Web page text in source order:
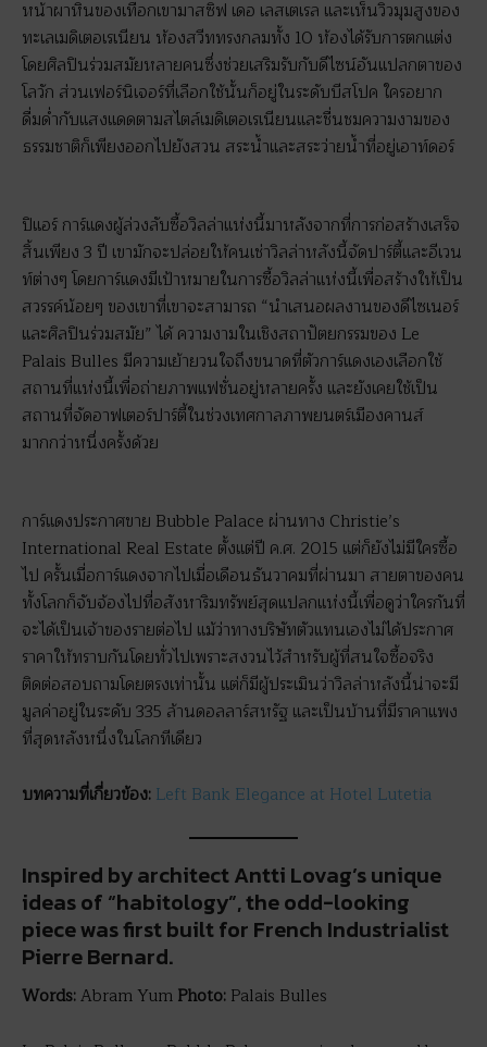
หน้าผาหินของเทือกเขามาสซิฟ เดอ เลสเตเรล และเห็นวิวมุมสูงของ
ทะเลเมดิเตอเรเนียน ห้องสวีททรงกลมทั้ง 10 ห้องได้รับการตกแต่ง
โดยศิลปินร่วมสมัยหลายคนซึ่งช่วยเสริมรับกับดีไซน์อันแปลกตาของ
โลวัก ส่วนเฟอร์นิเจอร์ที่เลือกใช้นั้นก็อยู่ในระดับบีสโปค ใครอยาก
ดื่มด่ำกับแสงแดดตามสไตล์เมดิเตอเรเนียนและชื่นชมความงามของ
ธรรมชาติก็เพียงออกไปยังสวน สระน้ำและสระว่ายน้ำที่อยู่เอาท์ดอร์
ปิแอร์ การ์แดงผู้ล่วงลับซื้อวิลล่าแห่งนี้มาหลังจากที่การก่อสร้างเสร็จ
สิ้นเพียง 3 ปี เขามักจะปล่อยให้คนเช่าวิลล่าหลังนี้จัดปาร์ตี้และอีเวน
ท์ต่างๆ โดยการ์แดงมีเป้าหมายในการซื้อวิลล่าแห่งนี้เพื่อสร้างให้เป็น
สวรรค์น้อยๆ ของเขาที่เขาจะสามารถ “นำเสนอผลงานของดีไซเนอร์
และศิลปินร่วมสมัย” ได้ ความงามในเชิงสถาปัตยกรรมของ Le
Palais Bulles มีความเย้ายวนใจถึงขนาดที่ตัวการ์แดงเองเลือกใช้
สถานที่แห่งนี้เพื่อถ่ายภาพแฟชั่นอยู่หลายครั้ง และยังเคยใช้เป็น
สถานที่จัดอาฟเตอร์ปาร์ตี้ในช่วงเทศกาลภาพยนตร์เมืองคานส์
มากกว่าหนึ่งครั้งด้วย
การ์แดงประกาศขาย Bubble Palace ผ่านทาง Christie’s
International Real Estate ตั้งแต่ปี ค.ศ. 2015 แต่ก็ยังไม่มีใครซื้อ
ไป ครั้นเมื่อการ์แดงจากไปเมื่อเดือนธันวาคมที่ผ่านมา สายตาของคน
ทั้งโลกก็จับจ้องไปที่อสังหาริมทรัพย์สุดแปลกแห่งนี้เพื่อดูว่าใครกันที่
จะได้เป็นเจ้าของรายต่อไป แม้ว่าทางบริษัทตัวแทนเองไม่ได้ประกาศ
ราคาให้ทราบกันโดยทั่วไปเพราะสงวนไว้สำหรับผู้ที่สนใจซื้อจริง
ติดต่อสอบถามโดยตรงเท่านั้น แต่ก็มีผู้ประเมินว่าวิลล่าหลังนี้น่าจะมี
มูลค่าอยู่ในระดับ 335 ล้านดอลลาร์สหรัฐ และเป็นบ้านที่มีราคาแพง
ที่สุดหลังหนึ่งในโลกทีเดียว
บทความที่เกี่ยวข้อง: Left Bank Elegance at Hotel Lutetia
Inspired by architect Antti Lovag’s unique
ideas of “habitology”, the odd-looking
piece was first built for French Industrialist
Pierre Bernard.
Words:Abram Yum Photo: Palais Bulles